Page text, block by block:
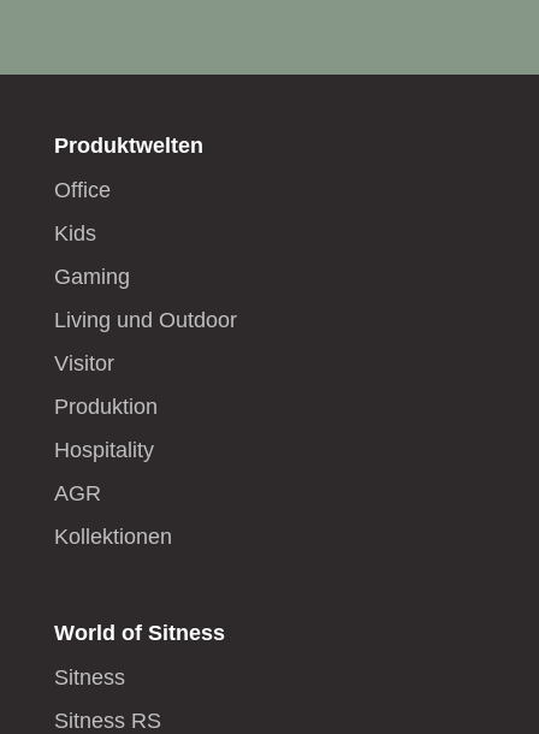
Produktwelten
Office
Kids
Gaming
Living und Outdoor
Visitor
Produktion
Hospitality
AGR
Kollektionen
World of Sitness
Sitness
Sitness RS